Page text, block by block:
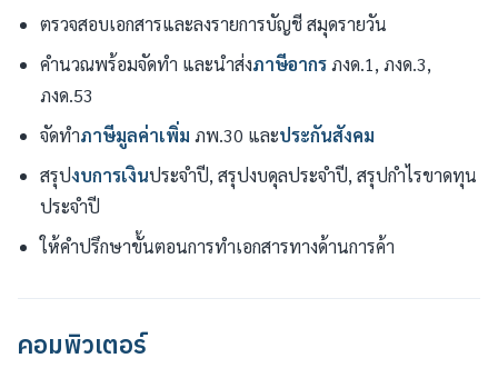
ตรวจสอบเอกสารและลงรายการบัญชี สมุดรายวัน
คำนวณพร้อมจัดทำ และนำส่งภาษีอากรภงด.1, ภงด.3,
ภงด.53
จัดทำภาษีมูลค่าเพิ่ม ภพ.30 และประกันสังคม
สรุปงบการเงินประจำปี, สรุปงบดุลประจำปี, สรุปกำไรขาดทุน
ประจำปี
ให้คำปรึกษาขั้นตอนการทำเอกสารทางด้านการค้า
คอมพิวเตอร์